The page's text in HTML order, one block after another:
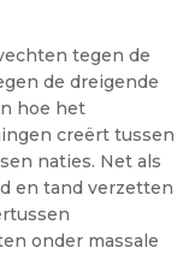
tegen de
de dreigende
hoe het
creërt tussen
naties. Net als
en tand verzetten
onder massale